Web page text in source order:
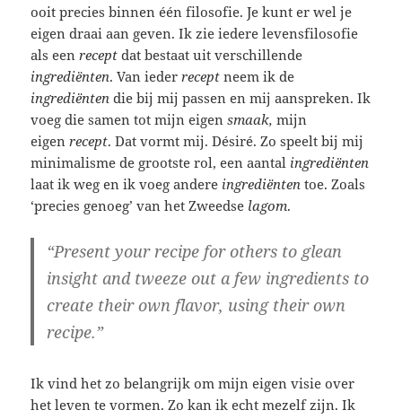
ooit precies binnen één filosofie. Je kunt er wel je
eigen draai aan geven. Ik zie iedere levensfilosofie
als eenrecept dat bestaat uit verschillende
ingrediënten. Van iederrecept neem ik de
ingrediënten die bij mij passen en mij aanspreken. Ik
voeg die samen tot mijn eigensmaak,mijn
eigenrecept. Dat vormt mij. Désiré. Zo speelt bij mij
minimalisme de grootste rol, een aantal ingrediënten
laat ik weg en ik voeg andere ingrediënten toe. Zoals
‘precies genoeg’ van het Zweedse lagom.
“Present your recipe for others to glean
insight and tweeze out a few ingredients to
create their own flavor, using their own
recipe.”
Ik vind het zo belangrijk om mijn eigen visie over
het leven te vormen. Zo kan ik echt mezelf zijn. Ik